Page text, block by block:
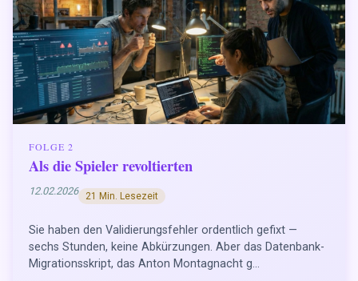
FOLGE 2
Als die Spieler revoltierten
12.02.2026 21 Min. Lesezeit
Sie haben den Validierungsfehler ordentlich gefixt —
sechs Stunden, keine Abkürzungen. Aber das Datenbank-
Migrationsskript, das Anton Montagnacht g...